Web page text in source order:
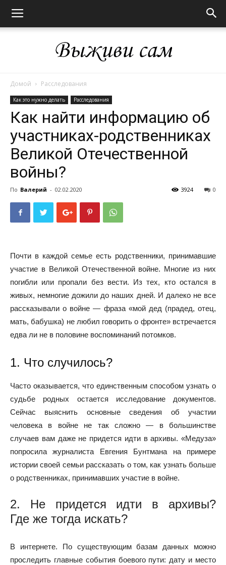
сам
Домой Расследования
Как это нужно делать Расследования
Как найти информацию об
участниках-родственниках
Великой Отечественной
войны?
По Валерий - 02.02.2020 0
3924
Почти в каждой семье есть родственники, принимавшие
участие в Великой Отечественной войне. Многие из них
погибли или пропали без вести. Из тех, кто остался в
живых, немногие дожили до наших дней. И далеко не все
рассказывали о войне — фраза «мой дед (прадед, отец,
мать, бабушка) не любил говорить о фронте» встречается
едва ли не в половине воспоминаний потомков.
1. Что случилось?
Часто оказывается, что единственным способом узнать о
судьбе родных остается исследование документов.
Сейчас выяснить основные сведения об участии
человека в войне не так сложно — в большинстве
случаев вам даже не придется идти в архивы. «Медуза»
попросила журналиста Евгения Бунтмана на примере
истории своей семьи рассказать о том, как узнать больше
о родственниках, принимавших участие в войне.
2. Не придется идти в архивы?
Где же тогда искать?
В интернете. По существующим базам данных можно
проследить главные события боевого пути: дату и место